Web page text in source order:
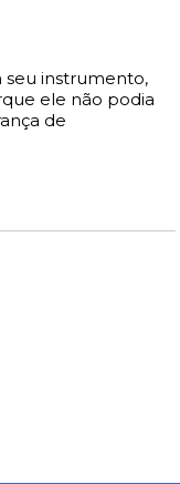
seu instrumento,
ele não podia
de